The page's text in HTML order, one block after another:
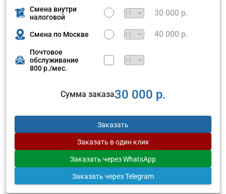
Смена внутри
налоговой
30 000 р.
Смена по Москве 40 000 р.
Почтовое
обслуживание
800 р./мес.
Сумма заказа30 000 р.
Заказать
Заказать в один клик
Заказать через WhatsApp
Заказать через Telegram